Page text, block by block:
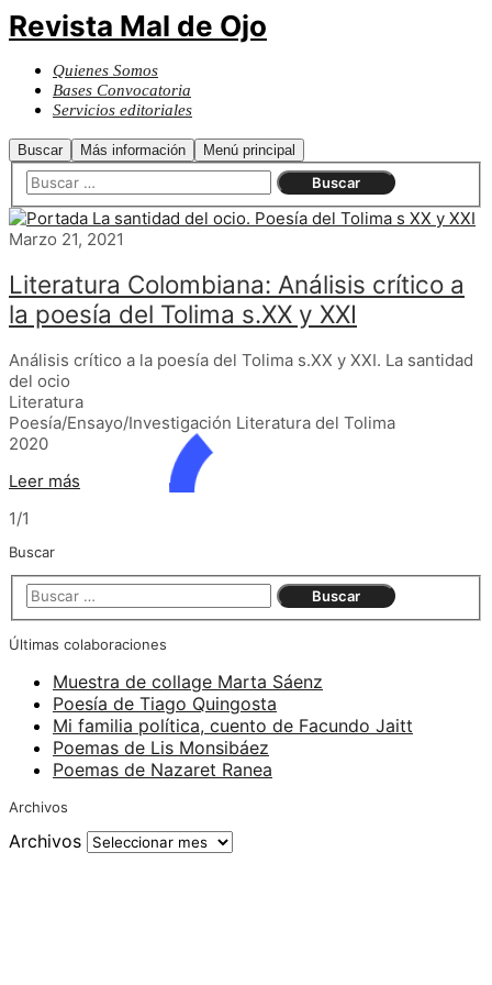
Revista Mal de Ojo
Quienes Somos
Bases Convocatoria
Servicios editoriales
Buscar Más información Menú principal
Marzo 21, 2021
Literatura Colombiana: Análisis crítico a
la poesía del Tolima s.XX y XXI
Análisis crítico a la poesía del Tolima s.XX y XXI. La santidad
del ocio
Literatura
Poesía/Ensayo/Investigación Literatura del Tolima
2020
Leer más
1/1
Buscar
Últimas colaboraciones
Muestra de collage Marta Sáenz
Poesía de Tiago Quingosta
Mi familia política, cuento de Facundo Jaitt
Poemas de Lis Monsibáez
Poemas de Nazaret Ranea
Archivos
Archivos